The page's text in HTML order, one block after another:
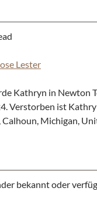
Lester
Kathryn in Newton
Verstorben ist
Calhoun, Michigan,
bekannt oder